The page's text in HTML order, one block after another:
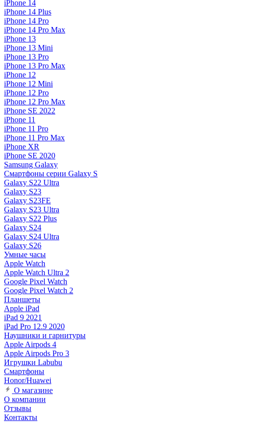
iPhone 14
iPhone 14 Plus
iPhone 14 Pro
iPhone 14 Pro Max
iPhone 13
iPhone 13 Mini
iPhone 13 Pro
iPhone 13 Pro Max
iPhone 12
iPhone 12 Mini
iPhone 12 Pro
iPhone 12 Pro Max
iPhone SE 2022
iPhone 11
iPhone 11 Pro
iPhone 11 Pro Max
iPhone XR
iPhone SE 2020
Samsung Galaxy
Смартфоны серии Galaxy S
Galaxy S22 Ultra
Galaxy S23
Galaxy S23FE
Galaxy S23 Ultra
Galaxy S22 Plus
Galaxy S24
Galaxy S24 Ultra
Galaxy S26
Умные часы
Apple Watch
Apple Watch Ultra 2
Google Pixel Watch
Google Pixel Watch 2
Планшеты
Apple iPad
iPad 9 2021
iPad Pro 12.9 2020
Наушники и гарнитуры
Apple Airpods 4
Apple Airpods Pro 3
Игрушки Labubu
Смартфоны
Honor/Huawei
О магазине
О компании
Отзывы
Контакты